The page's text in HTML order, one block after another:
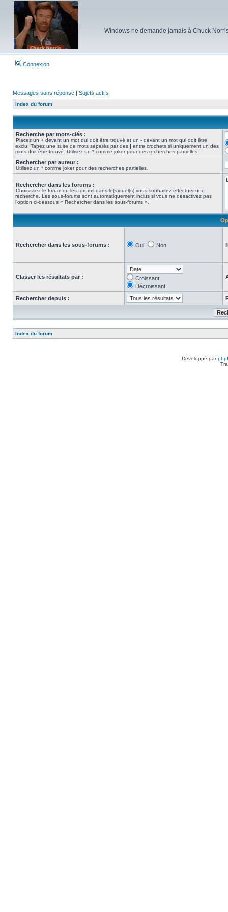
Windows ne demande jamais à Chuck
Connexion
Messages sans réponse | Sujets actifs
Index du forum
Recherche par mots-clés :
Placez un + devant un mot qui doit être trouvé et un - devant un mot qui doit être
exclu. Tapez une suite de mots séparés par des | entre crochets si uniquement un des
mots doit être trouvé. Utilisez un * comme joker pour des recherches partielles.
Rechercher par auteur :
Utilisez un * comme joker pour des recherches partielles.
Rechercher dans les forums :
Choisissez le forum ou les forums dans le(s)quel(s) vous souhaitez effectuer une
recherche. Les sous-forums sont automatiquement inclus si vous ne désactivez pas
l’option ci-dessous « Rechercher dans les sous-forums ».
Rechercher dans les sous-forums : Oui Non
Classer les résultats par :
Croissant
Décroissant
Rechercher depuis :
Index du forum
Développé par